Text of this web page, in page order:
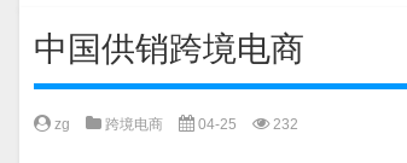
中国供销跨境电商
zg 跨境电商 04-25 232